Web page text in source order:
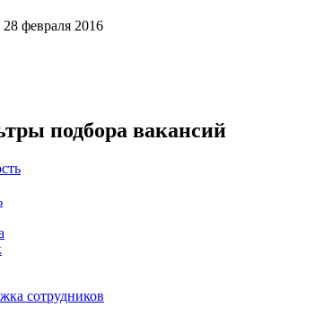
28 февраля 2016
подбора вакансий
сотрудников